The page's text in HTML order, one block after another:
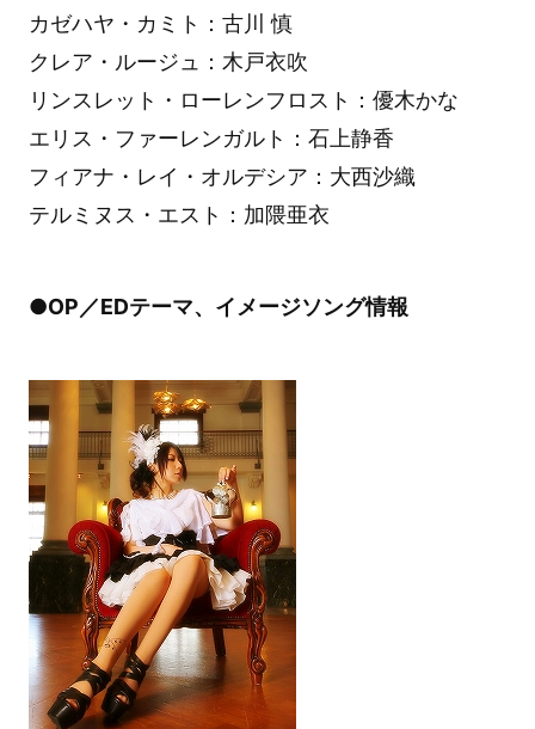
カゼハヤ・カミト：古川 慎
クレア・ルージュ：木戸衣吹
リンスレット・ローレンフロスト：優木かな
エリス・ファーレンガルト：石上静香
フィアナ・レイ・オルデシア：大西沙織
テルミヌス・エスト：加隈亜衣
●OP／EDテーマ、イメージソング情報